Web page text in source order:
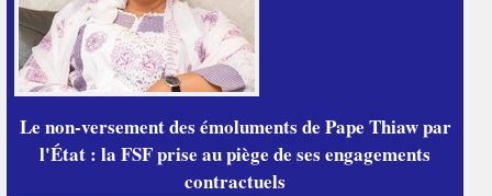
Le non-versement des émoluments de Pape Thiaw par
l'État : la FSF prise au piège de ses engagements
contractuels